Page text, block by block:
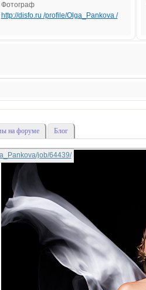
Фотограф
http://disfo.ru /profile/Olga_Pankova /
на форуме Блог
job/64439/